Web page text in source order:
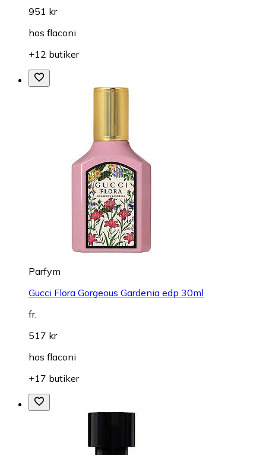
951 kr
hos flaconi
+12 butiker
Parfym
Gucci Flora Gorgeous Gardenia edp 30ml
fr.
517 kr
hos flaconi
+17 butiker